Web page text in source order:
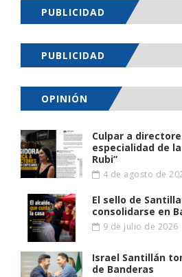
PUBLICIDAD
PUBLICIDAD
OPINIÓN
Culpar a
especialidad de
Rubi”
4 de agosto de
El sello de
consolidarse en
9 de julio de 2026
Israel Santillán
de Banderas